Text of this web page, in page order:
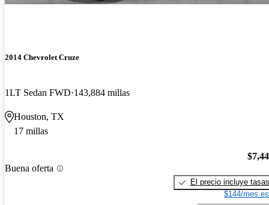
2014 Chevrolet Cruze
1LT Sedan FWD 143,884 millas
Houston, TX
17 millas
Buena oferta
El precio incluye tasas
$144/mes